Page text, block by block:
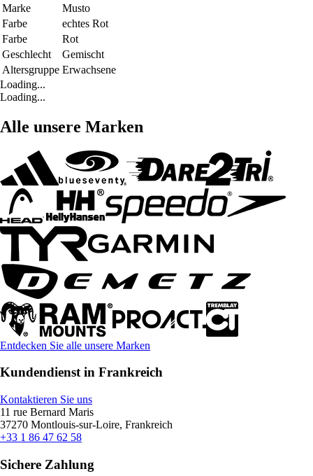
Marke
Musto
Farbe
echtes Rot
Farbe
Rot
Geschlecht
Gemischt
Altersgruppe Erwachsene
Loading...
Loading...
Alle unsere Marken
Entdecken Sie alle unsere Marken
Kundendienst in Frankreich
Kontaktieren Sie uns
11 rue Bernard Maris
37270 Montlouis-sur-Loire, Frankreich
+33 1 86 47 62 58
Sichere Zahlung